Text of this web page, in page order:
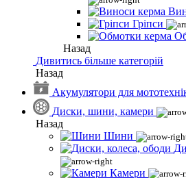
Гріпси
Назад
Дивитись більше категорій
Назад
Акумулятори для
Диски, шини, камери
Назад
Шини
Камери